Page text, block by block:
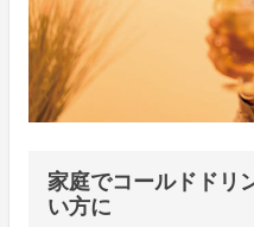
家庭でコールドドリ
い方に